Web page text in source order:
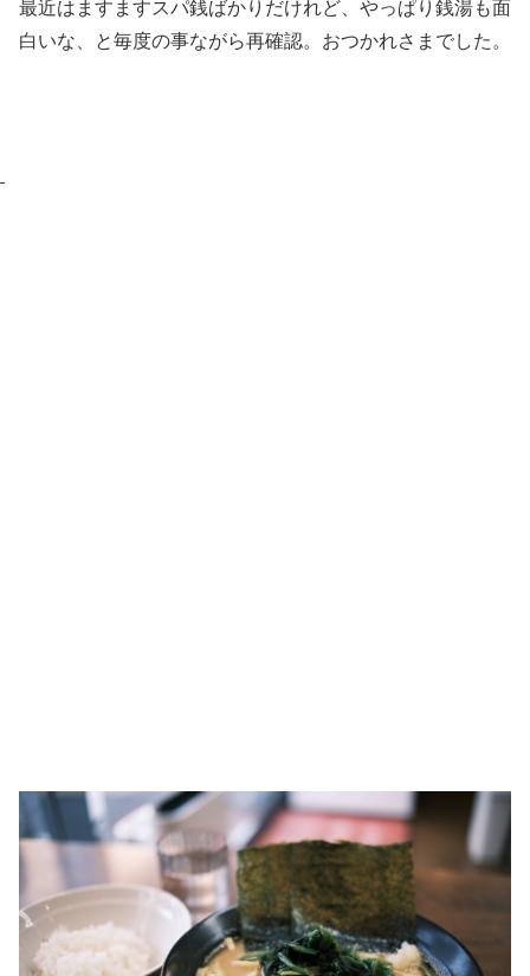
最近はますますスパ銭ばかりだけれど、やっぱり銭湯も面
白いな、と毎度の事ながら再確認。おつかれさまでした。